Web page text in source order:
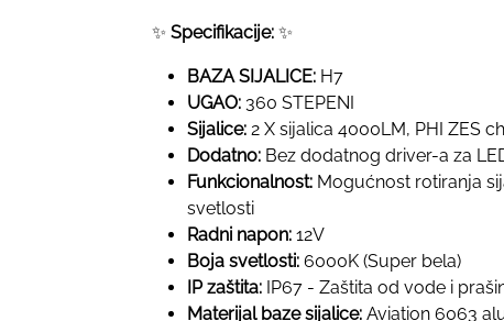
✨ Specifikacije: ✨
BAZA SIJALICE: H7
UGAO: 360 STEPENI
Sijalice: 2 X sijalica 4000LM, PHI ZES
Dodatno: Bez dodatnog driver-a za
Funkcionalnost: Mogućnost rotiranja
svetlosti
Radni napon: 12V
Boja svetlosti: 6000K (Super bela)
IP zaštita: IP67 - Zaštita od vode i
Materijal baze sijalice: Aviation 6063